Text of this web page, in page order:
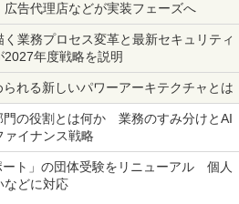
告代理店などが実装フェーズへ
業務プロセス変革と最新セキュリティ
年度戦略を説明
れる新しいパワーアーキテクチャとは
門の役割とは何か 業務のすみ分けとAI
ァイナンス戦略
ート」の団体受験をリニューアル 個人
などに対応